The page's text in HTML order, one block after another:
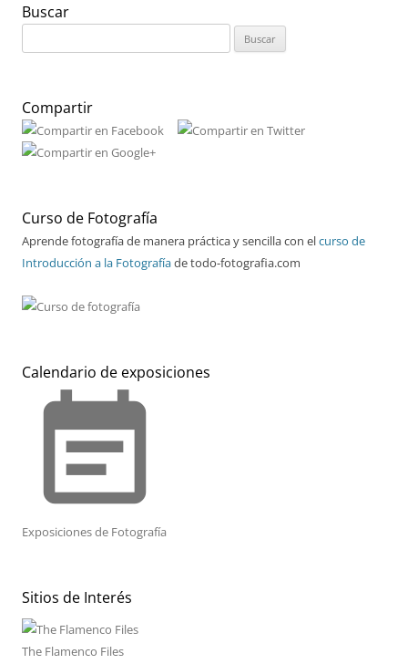
Buscar
Compartir
Curso de Fotografía
Aprende fotografía de manera práctica y sencilla con elcurso de
Introducción a la Fotografíade todo-fotografia.com
Calendario de exposiciones
event_note
Exposiciones de Fotografía
Sitios de Interés
The Flamenco Files